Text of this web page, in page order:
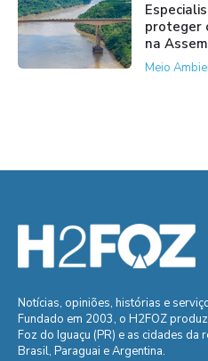
proteger
na
Meio
Notícias, opiniões, histórias e
Fundado em 2003, o H2FOZ
Foz do Iguaçu (PR) e as cidades
Brasil, Paraguai e Argentina.